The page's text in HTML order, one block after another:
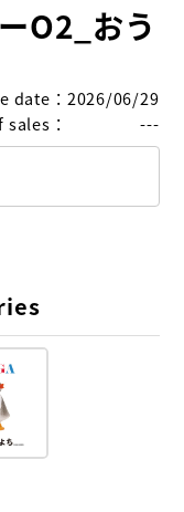
O2_おう
date ： 2026/06/29
sales ： ---